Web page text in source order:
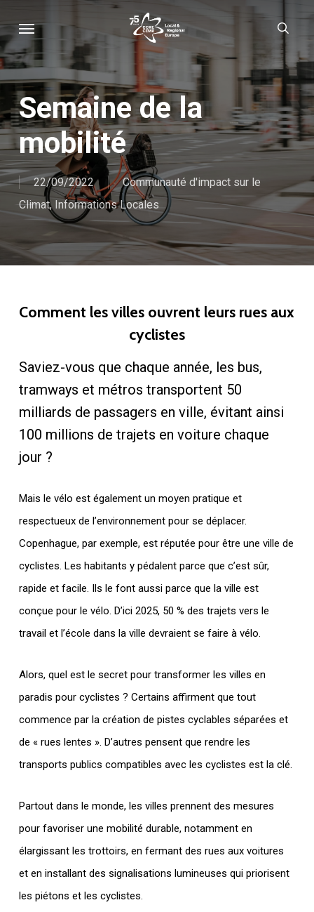
to
main
content
Menu
Semaine de la
mobilité
22/09/2022
Communauté d'impact sur le
Climat, Informations Locales
Comment les villes ouvrent leurs rues aux
cyclistes
Saviez-vous que chaque année, les bus,
tramways et métros transportent 50
milliards de passagers en ville, évitant ainsi
100 millions de trajets en voiture chaque
jour ?
Mais le vélo est également un moyen pratique et
respectueux de l’environnement pour se déplacer.
Copenhague, par exemple, est réputée pour être une ville de
cyclistes. Les habitants y pédalent parce que c’est sûr,
rapide et facile. Ils le font aussi parce que la ville est
conçue pour le vélo. D’ici 2025, 50 % des trajets vers le
travail et l’école dans la ville devraient se faire à vélo.
Alors, quel est le secret pour transformer les villes en
paradis pour cyclistes ? Certains affirment que tout
commence par la création de pistes cyclables séparées et
de « rues lentes ». D’autres pensent que rendre les
transports publics compatibles avec les cyclistes est la clé.
Partout dans le monde, les villes prennent des mesures
pour favoriser une mobilité durable, notamment en
élargissant les trottoirs, en fermant des rues aux voitures
et en installant des signalisations lumineuses qui priorisent
les piétons et les cyclistes.